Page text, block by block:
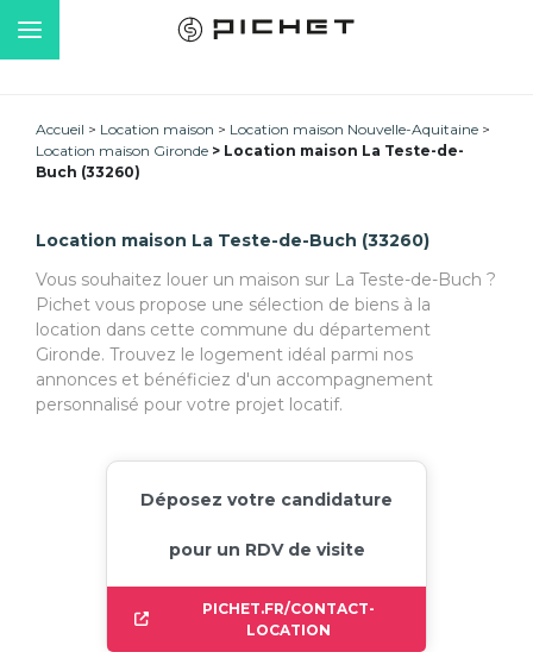
Accueil Location maison
Location maison Nouvelle-Aquitaine
Location maison Gironde
Location maison La Teste-de-
Buch (33260)
Location maison La Teste-de-Buch (33260)
Vous souhaitez louer un maison sur La Teste-de-Buch ?
Pichet vous propose une sélection de biens à la
location dans cette commune du département
Gironde. Trouvez le logement idéal parmi nos
annonces et bénéficiez d'un accompagnement
personnalisé pour votre projet locatif.
Déposez votre candidature
pour un RDV de visite
PICHET.FR/CONTACT-
LOCATION